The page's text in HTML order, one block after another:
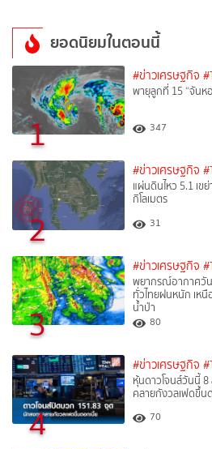
ยอดนิยมในตอนนี้
1
#ข่าวเศรษฐกิจ
พายุลูกที่ 15 “จัน
347
2
#ข่าวเศรษฐกิจ
แผ่นดินไหว 5.1 เข
กิโลเมตร
31
3
#ข่าวเศรษฐกิจ
พยากรณ์อากาศวั
ทั่วไทยฝนหนัก เห
น้ำป่า
80
4
#ข่าวเศรษฐกิจ
หุ้นดาวโจนส์วันนี้
คลายกังวลเฟดขึ้น
70